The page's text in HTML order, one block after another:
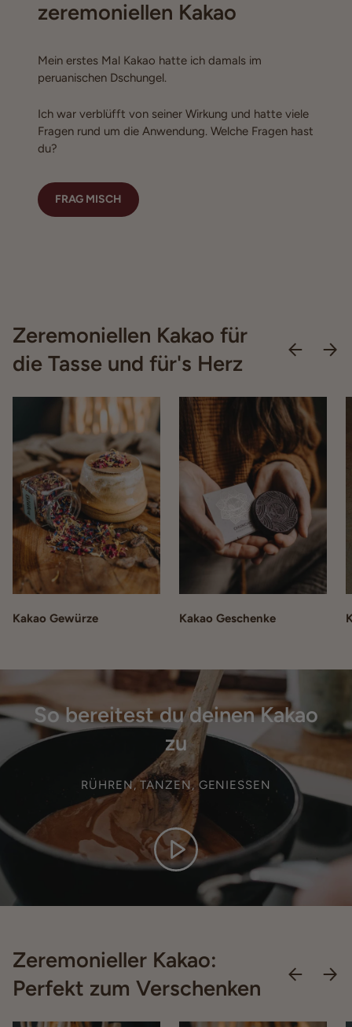
zeremoniellen Kakao
Mein erstes Mal Kakao hatte ich damals im
peruanischen Dschungel.
Ich war verblüfft von seiner Wirkung und hatte viele
Fragen rund um die Anwendung. Welche Fragen hast
du?
FRAG MISCH
Zeremoniellen Kakao für
die Tasse und für's Herz
Kakao Gewürze Kakao Geschenke
So bereitest du deinen Kakao
zu
RÜHREN, TANZEN, GENIESSEN
Zeremonieller Kakao:
Perfekt zum Verschenken